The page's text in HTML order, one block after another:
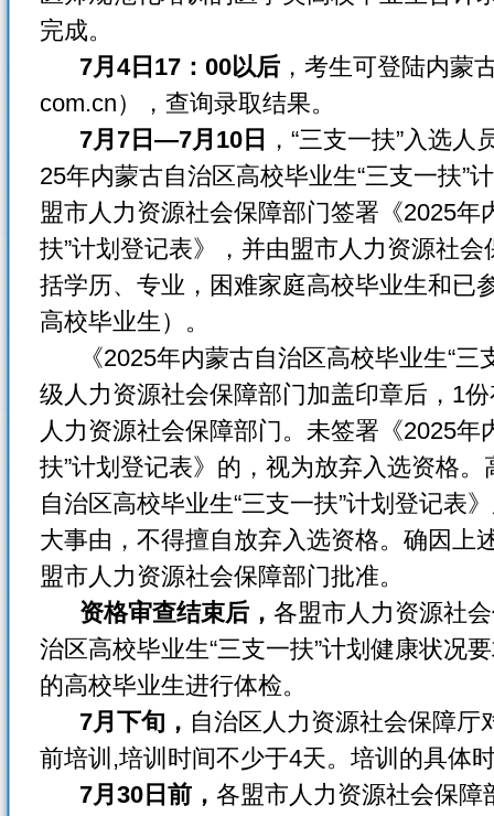
完成。
7月4日17：00以后 ，考生可登陆内蒙
com.cn），查询录取结果。
7月7日—7月10日 ，“三支一扶”入选
25年内蒙古自治区高校毕业生“三支一扶”
盟市人力资源社会保障部门签署《2025年
扶”计划登记表》，并由盟市人力资源社
括学历、专业，困难家庭高校毕业生和已
高校毕业生）。
《2025年内蒙古自治区高校毕业生“三
级人力资源社会保障部门加盖印章后，1
人力资源社会保障部门。未签署《2025年
扶”计划登记表》的，视为放弃入选资格
自治区高校毕业生“三支一扶”计划登记表
大事由，不得擅自放弃入选资格。确因上
盟市人力资源社会保障部门批准。
资格审查结束后， 各盟市人力资源社
治区高校毕业生“三支一扶”计划健康状况
的高校毕业生进行体检。
7月下旬， 自治区人力资源社会保障
前培训,培训时间不少于4天。培训的具体
7月30日前， 各盟市人力资源社会保